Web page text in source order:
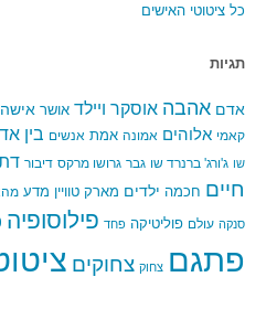
כל ציטוטי האישים
תגיות
אדם אהבה אוסקר ויילד אושר אישה
קאמי אלוהים אמונה אמת אנשים בין
שו ג'ורג' ברנרד שו גבר גרושו מרקס דיבור
חיים חכמה ילדים מארק טוויין מדע
סנקה עולם פוליטיקה פחד פילוסופיה
פתגם צחוק צחוקים